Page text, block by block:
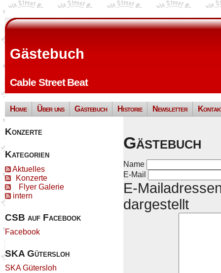
Gästebuch
Cable Street Beat
Home Über uns Gästebuch Historie Newsletter
Konzerte
Kategorien
Aktuelles
Konzerte
Flyer Galerie
intern
CSB auf Facebook
Facebook
SKA Gütersloh
SKA Gütersloh
Gästebuch
Name
E-Mail
E-
dargestellt